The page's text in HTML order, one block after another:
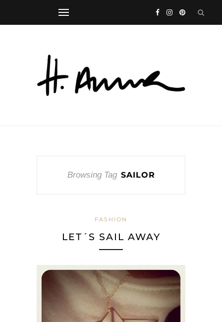
Browsing Tag SAILOR
FASHION
LET´S SAIL AWAY